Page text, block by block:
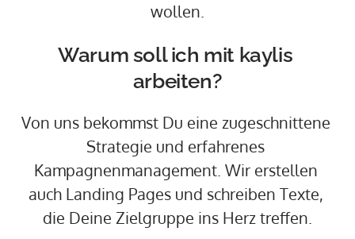
wollen.
Warum soll ich mit
arbeiten?
Von uns bekommst Du eine
Strategie und
Kampagnenmanagement. Wir
auch Landing Pages und schreiben
die Deine Zielgruppe ins Herz treffen.